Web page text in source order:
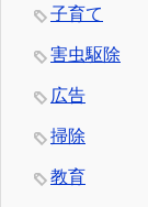
子育て
害虫駆除
広告
掃除
教育